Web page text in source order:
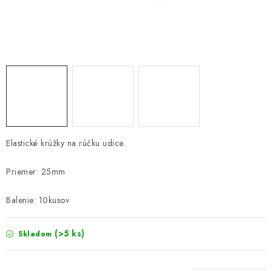
PRÍVLAČ
PRÚTY
Elastické krúžky na rúčku udice.
Priemer: 25mm
Balenie: 10kusov
Skladom (>5 ks)